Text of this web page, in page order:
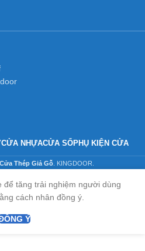
sang trọng cho ngôi nhà thân
Quốc bao gồm:
để được tư vấn và hỗ trợ.
CỬA NHỰACỬA SỔPHỤ KIỆN CỬA
Cửa Thép Giả Gỗ . KINGDOOR.
để tăng trải nghiệm người dùng
cách nhân đồng ý.
Ý